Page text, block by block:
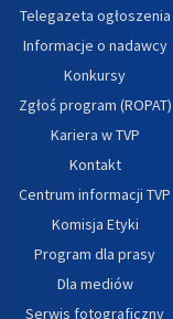
Telegazeta ogłoszenia
Informacje o nadawcy
Konkursy
Zgłoś program (ROPAT)
Kariera w TVP
Kontakt
Centrum informacji TVP
Komisja Etyki
Program dla prasy
Dla mediów
Serwis fotograficzny